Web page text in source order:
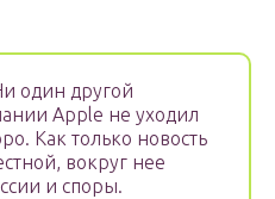
один другой
Apple не уходил
Как только новость
вокруг нее
и споры.